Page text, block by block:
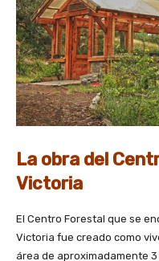
La obra del
Victoria
El Centro Forestal que se
Victoria fue creado como
área de aproximadamente